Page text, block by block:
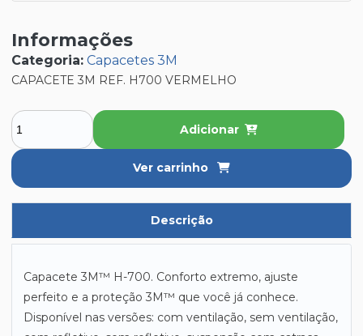
Informações
Categoria: Capacetes 3M
CAPACETE 3M REF. H700 VERMELHO
Adicionar
Ver carrinho
Descrição
Capacete 3M™ H-700. Conforto extremo, ajuste
perfeito e a proteção 3M™ que você já conhece.
Disponível nas versões: com ventilação, sem ventilação,